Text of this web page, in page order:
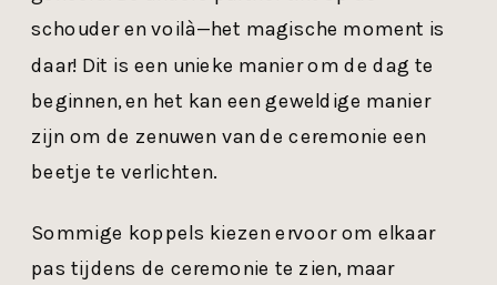
schouder en voilà—het magische moment is
daar! Dit is een unieke manier om de dag te
beginnen, en het kan een geweldige manier
zijn om de zenuwen van de ceremonie een
beetje te verlichten.
Sommige koppels kiezen ervoor om elkaar
pas tijdens de ceremonie te zien, maar